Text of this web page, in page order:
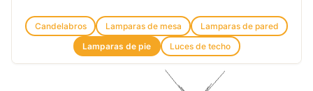
Candelabros Lamparas de mesa
Lamparas de pared
Lamparas de pie
Luces de techo